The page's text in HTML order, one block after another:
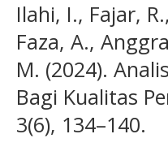
Ilahi, I., Fajar,
Faza, A.,
M. (2024).
Bagi Kualitas
3(6), 134–140.